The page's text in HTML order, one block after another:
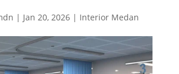
| Jan 20, 2026| Interior Medan